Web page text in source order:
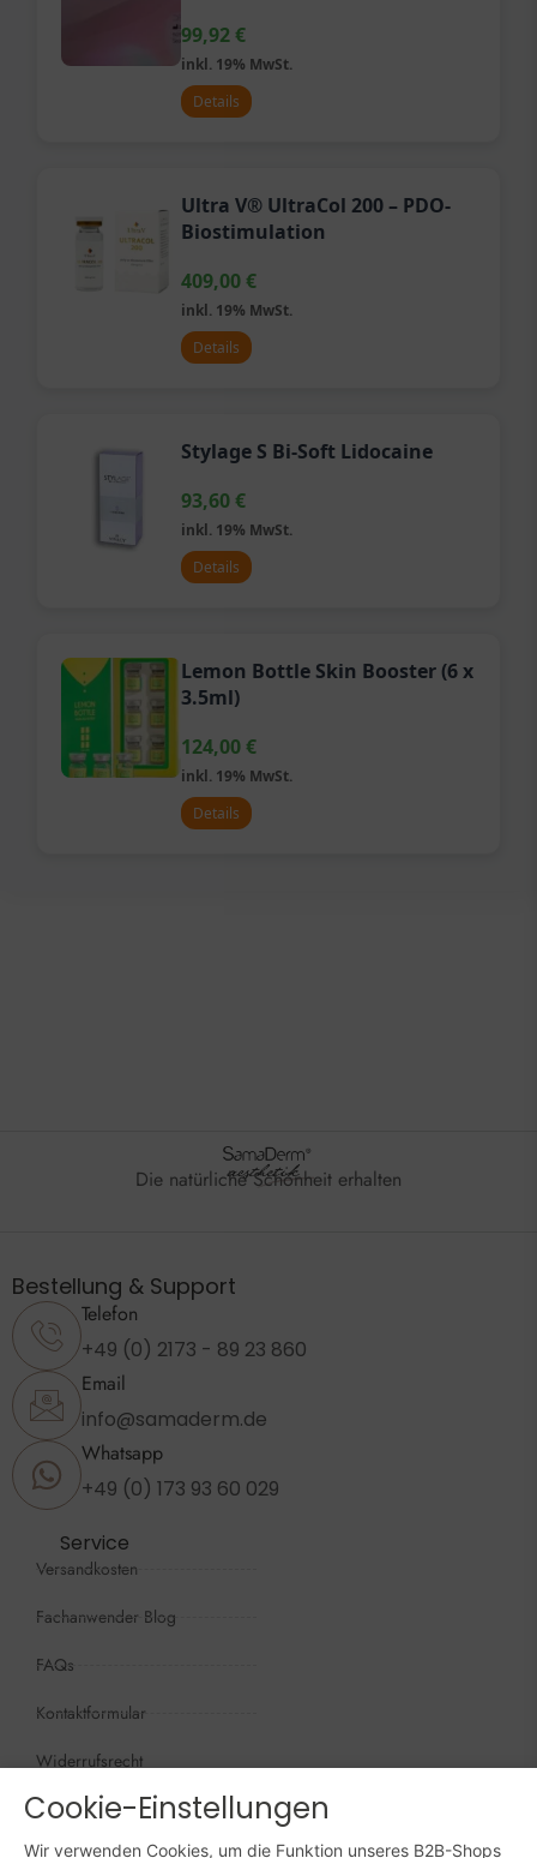
99,92€
inkl. 19% MwSt.
Details
Ultra V® UltraCol 200 – PDO-
Biostimulation
409,00€
inkl. 19% MwSt.
Details
Stylage S Bi-Soft Lidocaine
93,60€
inkl. 19% MwSt.
Details
Lemon Bottle Skin Booster (6 x
3.5ml)
124,00€
inkl. 19% MwSt.
Details
Die natürliche Schönheit erhalten
Bestellung & Support
Telefon
+49 (0) 2173 - 89 23 860
Email
info@samaderm.de
Whatsapp
+49 (0) 173 93 60 029
Service
Versandkosten
Fachanwender Blog
FAQs
Kontaktformular
Widerrufsrecht
Öffnungszeiten
Wir sind persönlich, für Sie da:
Cookie-Einstellungen
Wir verwenden Cookies, um die Funktion unseres B2B-Shops